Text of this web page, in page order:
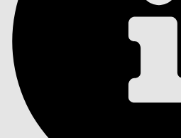
INHOUDSOPGAVE